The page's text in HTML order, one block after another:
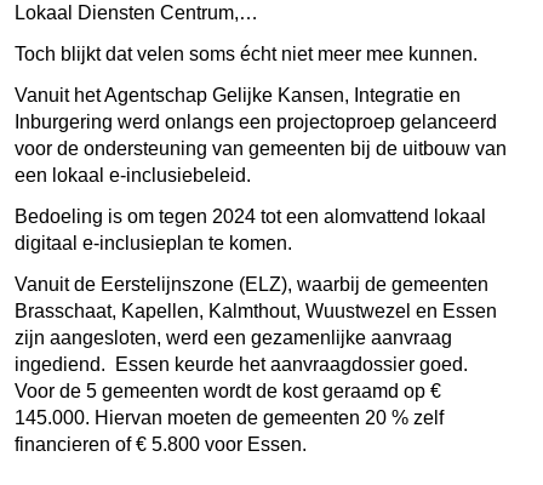
Lokaal Diensten Centrum,…
Toch blijkt dat velen soms écht niet meer mee kunnen.
Vanuit het Agentschap Gelijke Kansen, Integratie en
Inburgering werd onlangs een projectoproep gelanceerd
voor de ondersteuning van gemeenten bij de uitbouw van
een lokaal e-inclusiebeleid.
Bedoeling is om tegen 2024 tot een alomvattend lokaal
digitaal e-inclusieplan te komen.
Vanuit de Eerstelijnszone (ELZ), waarbij de gemeenten
Brasschaat, Kapellen, Kalmthout, Wuustwezel en Essen
zijn aangesloten, werd een gezamenlijke aanvraag
ingediend. Essen keurde het aanvraagdossier goed.
Voor de 5 gemeenten wordt de kost geraamd op €
145.000. Hiervan moeten de gemeenten 20 % zelf
financieren of € 5.800 voor Essen.